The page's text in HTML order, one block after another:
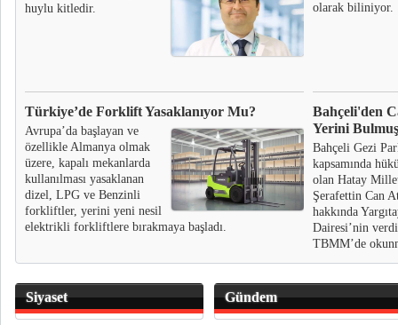
huylu kitledir.
olarak biliniyor.
Türkiye’de Forklift Yasaklanıyor Mu?
Avrupa’da başlayan ve
özellikle Almanya olmak
üzere, kapalı mekanlarda
kullanılması yasaklanan
dizel, LPG ve Benzinli
forkliftler, yerini yeni nesil
elektrikli forkliftlere bırakmaya başladı.
Bahçeli'den
Yerini
Bahçeli Gezi
kapsamında
olan Hatay
Şerafettin Can
hakkında
Dairesi’nin
TBMM’de
Siyaset Gündem